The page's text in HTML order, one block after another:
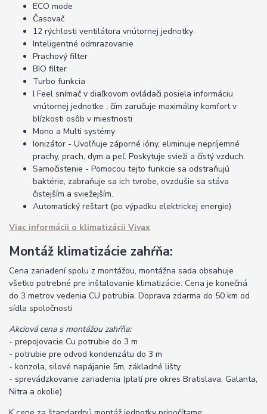
ECO mode
Časovač
12 rýchlosti ventilátora vnútornej jednotky
Inteligentné odmrazovanie
Prachový filter
BIO filter
Turbo funkcia
I Feel snímač v diaľkovom ovládači posiela informáciu
vnútornej jednotke , čím zaručuje maximálny komfort v
blízkosti osôb v miestnosti
Mono a Multi systémy
Ionizátor - Uvoľňuje záporné ióny, eliminuje nepríjemné
prachy, prach, dym a peľ. Poskytuje svieži a čístý vzduch.
Samočistenie - Pomocou tejto funkcie sa odstraňujú
baktérie, zabraňuje sa ich tvrobe, ovzdušie sa stáva
čistejším a sviežejším.
Automatický reštart (po výpadku elektrickej energie)
Viac informácii o klimatizácii Vivax
Montáž klimatizácie zahŕňa:
Cena zariadení spolu z montážou, montážna sada obsahuje
všetko potrebné pre inštalovanie klimatizácie. Cena je konečná
do 3 metrov vedenia CU potrubia. Doprava zdarma do 50 km od
sídla spoločnosti
Akciová cena s montážou zahŕňa:
- prepojovacie Cu potrubie do 3 m
- potrubie pre odvod kondenzátu do 3 m
- konzola, silové napájanie 5m, základné lišty
- sprevádzkovanie zariadenia (platí pre okres Bratislava, Galanta,
Nitra a okolie)